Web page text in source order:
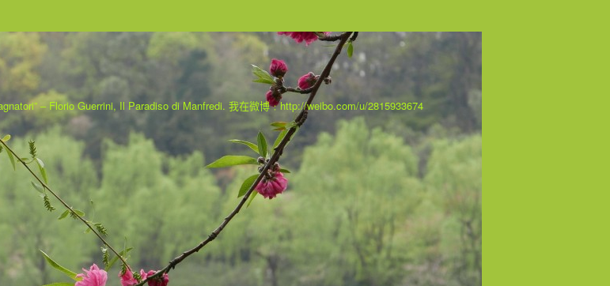
– Florio Guerrini, Il Paradiso di Manfredi. 我在微博﹕http://weibo.com/u/2815933674